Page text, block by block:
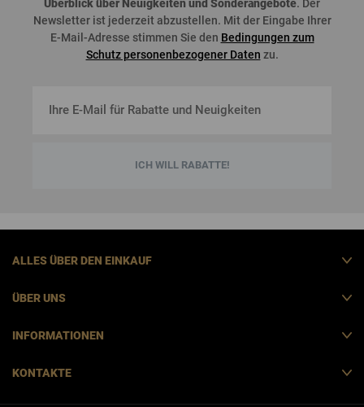
Überblicküber Neuigkeiten und Sonderangebote. Der
Newsletter ist jederzeit abzustellen. Mit der Eingabe Ihrer
E-Mail-Adresse stimmen Sie den Bedingungen zum
Schutz personenbezogener Daten zu.
ICH WILL RABATTE!
ALLES ÜBER DEN EINKAUF
ÜBER UNS
INFORMATIONEN
KONTAKTE